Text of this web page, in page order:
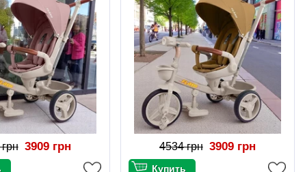
3909 грн 4534 грн 3909 грн